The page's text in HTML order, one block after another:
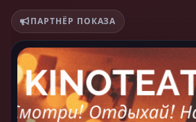
ПАРТНЁР ПОКАЗА